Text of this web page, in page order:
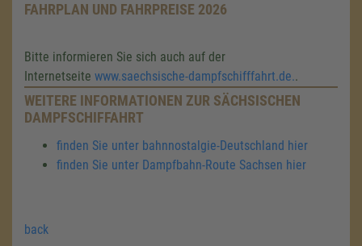
FAHRPLAN UND FAHRPREISE 2026
Bitte informieren Sie sich auch auf der
Internetseite www.saechsische-dampfschifffahrt.de..
WEITERE INFORMATIONEN ZUR SÄCHSISCHEN
DAMPFSCHIFFAHRT
finden Sie unter bahnnostalgie-Deutschland hier
finden Sie unter Dampfbahn-Route Sachsen hier
back